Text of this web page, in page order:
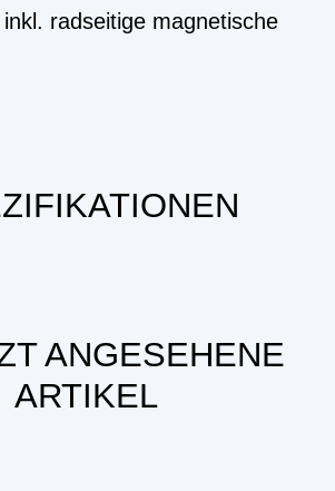
radseitige magnetische
ANGESEHENE
ARTIKEL